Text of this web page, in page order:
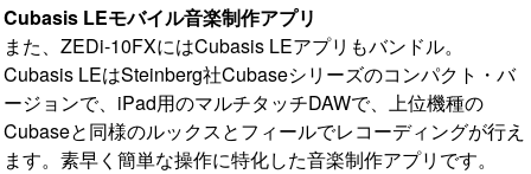
Cubasis LEモバイル音楽制作アプリ
また、ZEDi-10FXにはCubasis LEアプリもバンドル。
Cubasis LEはSteinberg社Cubaseシリーズのコンパクト・バ
ージョンで、iPad用のマルチタッチDAWで、上位機種の
Cubaseと同様のルックスとフィールでレコーディングが行え
ます。素早く簡単な操作に特化した音楽制作アプリです。